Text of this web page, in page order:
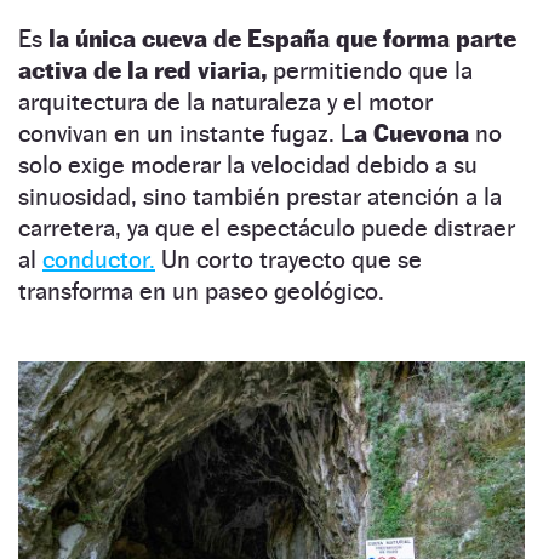
Es la única cueva de España que forma parte
activa de la red viaria, permitiendo que la
arquitectura de la naturaleza y el motor
convivan en un instante fugaz. La Cuevona no
solo exige moderar la velocidad debido a su
sinuosidad, sino también prestar atención a la
carretera, ya que el espectáculo puede distraer
al conductor. Un corto trayecto que se
transforma en un paseo geológico.